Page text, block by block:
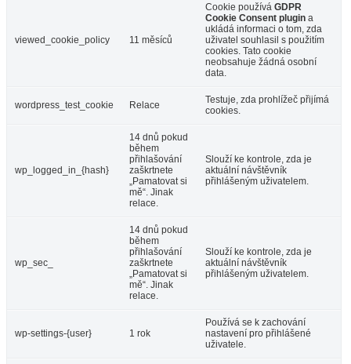
viewed_cookie_policy 11 měsíců
Cookie používá GDPR
Cookie Consent plugin a
ukládá informaci o tom, zda
uživatel souhlasil s použitím
cookies. Tato cookie
neobsahuje žádná osobní
data.
wordpress_test_cookie Relace
Testuje, zda prohlížeč přijímá
cookies.
wp_logged_in_{hash}
14 dnů pokud
během
přihlašování
zaškrtnete
„Pamatovat si
mě“. Jinak
relace.
Slouží ke kontrole, zda je
aktuální návštěvník
přihlášeným uživatelem.
wp_sec_
14 dnů pokud
během
přihlašování
zaškrtnete
„Pamatovat si
mě“. Jinak
relace.
Slouží ke kontrole, zda je
aktuální návštěvník
přihlášeným uživatelem.
wp-settings-{user} 1 rok
Používá se k zachování
nastavení pro přihlášené
uživatele.